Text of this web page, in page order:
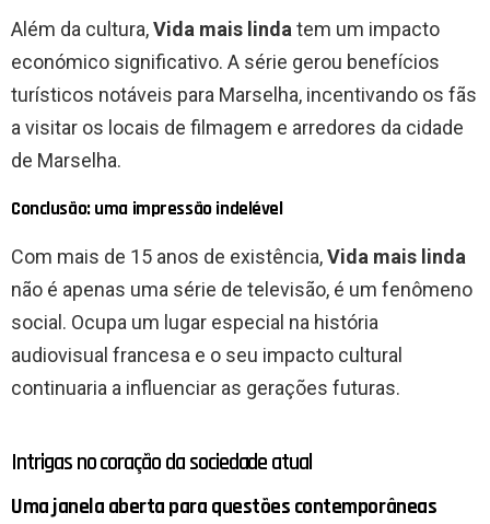
Além da cultura,Vida mais linda tem um impacto
económico significativo. A série gerou benefícios
turísticos notáveis ​​para Marselha, incentivando os fãs
a visitar os locais de filmagem e arredores da cidade
de Marselha.
Conclusão: uma impressão indelével
Com mais de 15 anos de existência,Vida mais linda
não é apenas uma série de televisão, é um fenômeno
social. Ocupa um lugar especial na história
audiovisual francesa e o seu impacto cultural
continuaria a influenciar as gerações futuras.
Intrigas no coração da sociedade atual
Uma janela aberta para questões contemporâneas